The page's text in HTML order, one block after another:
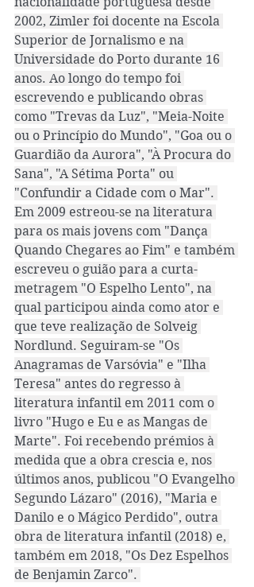
2002, Zimler foi docente na Escola
Superior de Jornalismo e na
Universidade do Porto durante 16
anos. Ao longo do tempo foi
escrevendo e publicando obras
como "Trevas da Luz", "Meia-Noite
ou o Princípio do Mundo", "Goa ou o
Guardião da Aurora", "À Procura do
Sana", "A Sétima Porta" ou
"Confundir a Cidade com o Mar".
Em 2009 estreou-se na literatura
para os mais jovens com "Dança
Quando Chegares ao Fim" e também
escreveu o guião para a curta-
metragem "O Espelho Lento", na
qual participou ainda como ator e
que teve realização de Solveig
Nordlund. Seguiram-se "Os
Anagramas de Varsóvia" e "Ilha
Teresa" antes do regresso à
literatura infantil em 2011 com o
livro "Hugo e Eu e as Mangas de
Marte". Foi recebendo prémios à
medida que a obra crescia e, nos
últimos anos, publicou "O Evangelho
Segundo Lázaro" (2016), "Maria e
Danilo e o Mágico Perdido", outra
obra de literatura infantil (2018) e,
também em 2018, "Os Dez Espelhos
de Benjamin Zarco".